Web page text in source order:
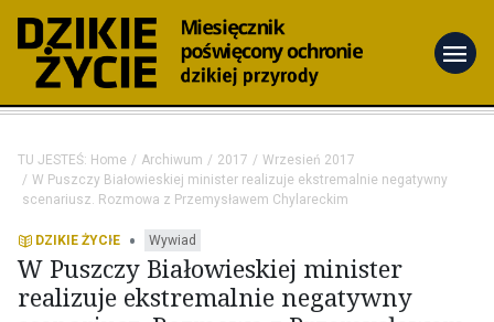
menu
TU JESTEŚ: Home Archiwum 2017
Wrzesień 2017
W Puszczy Białowieskiej minister realizuje ekstremalnie negatywny
scenariusz. Rozmowa z Przemysławem Chylareckim
DZIKIE ŻYCIE • Wywiad
W Puszczy Białowieskiej minister
realizuje ekstremalnie negatywny